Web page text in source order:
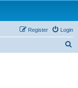
Login
Register